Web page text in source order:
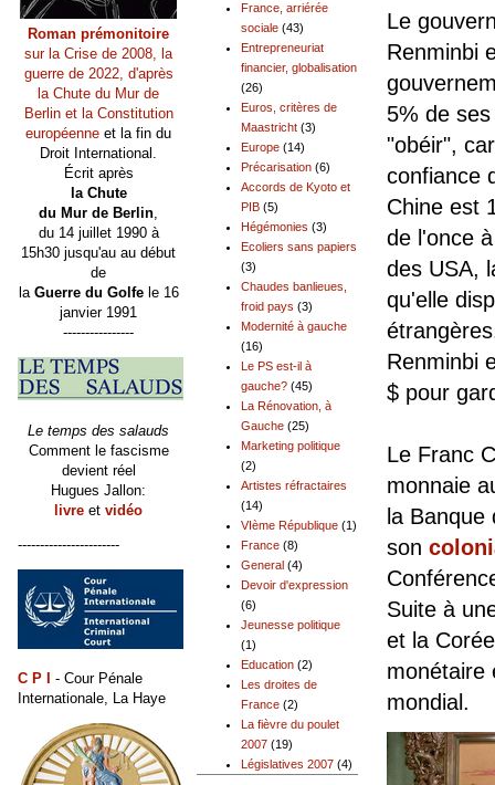
Le
Renminbi
5% de
"obéir",
confiance
Chine est
de l'once
des USA,
qu'elle
Renminbi
$ pour
Le Franc
monnaie
la
son
Suite à
et la
monétaire
mondial.
France, arriérée
sociale (43)
Entrepreneuriat
financier, globalisation
(26)
Euros, critères de
Maastricht (3)
Europe (14)
Précarisation (6)
Accords de Kyoto et
PIB (5)
Hégémonies (3)
Ecoliers sans papiers
(3)
Chaudes banlieues,
froid pays (3)
Modernité à gauche
(16)
Le PS est-il à
gauche? (45)
La Rénovation, à
Gauche (25)
Marketing politique
(2)
Artistes réfractaires
(14)
VIème République (1)
France (8)
General (4)
Devoir d'expression
(6)
Jeunesse politique
(1)
Education (2)
Les droites de
France (2)
La fièvre du poulet
2007 (19)
Législatives 2007 (4)
Roman prémonitoire
sur la Crise de 2008, la
guerre de 2022, d'après
la Chute du Mur de
Berlin et la Constitution
européenne et la fin du
Droit International.
Écrit après
la Chute
du Mur de Berlin,
du 14 juillet 1990 à
15h30 jusqu'au au début
de
la Guerre du Golfele 16
janvier 1991
----------------
Le temps des salauds
Comment le fascisme
devient réel
Hugues Jallon:
livre et vidéo
-----------------------
C P I
- Cour Pénale
Internationale, La Haye